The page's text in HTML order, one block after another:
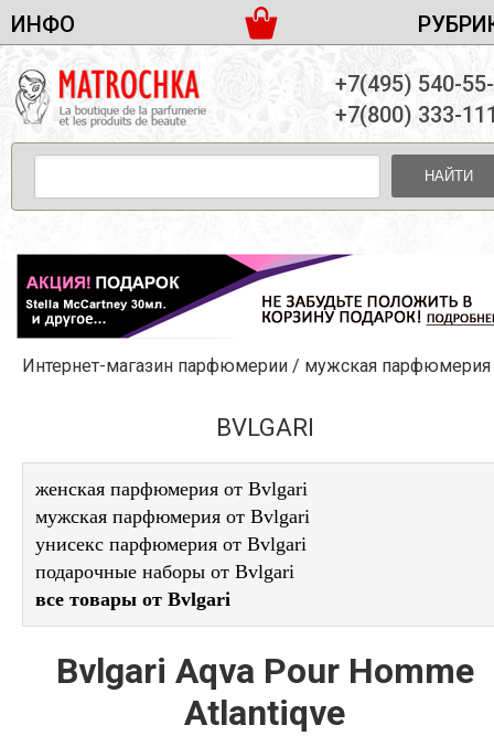
ИНФО
ДОСТАВКА И ОПЛАТА
ПАРТНЕРСТВО
КОНТАКТЫ
ЖЕНСКАЯ ПАРФЮМЕРИЯ
МУЖСКАЯ ПАРФЮМЕРИЯ
УНИСЕКС ПАРФЮМЕРИЯ
ЖЕНСКИЕ НАБОРЫ
МУЖСКИЕ НАБОРЫ
УНИСЕКС НАБОРЫ
УХОД ЗА ЛИЦОМ
УХОД ЗА ТЕЛОМ
ДЕКОРАТИВНАЯ КОСМЕТИКА
+7(495) 540-
+7(800) 333-
НАЙТИ
Интернет-магазин парфюмерии / мужская парфюмерия
BVLGARI
женская парфюмерия от Bvlgari
мужская парфюмерия от Bvlgari
унисекс парфюмерия от Bvlgari
подарочные наборы от Bvlgari
все товары от Bvlgari
Bvlgari Aqva Pour Homme
Atlantiqve